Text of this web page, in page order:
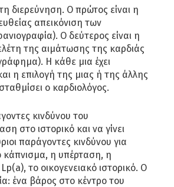
διερεύνηση. Ο πρώτος είναι η
απεικόνιση των
Ο δεύτερος είναι η
της αιμάτωσης της καρδιάς
Η κάθε μια έχει
η επιλογή της μιας ή της άλλης
ο καρδιολόγος.
κινδύνου του
στο ιστορικό και να γίνει
παράγοντες κινδύνου για
κάπνισμα, η υπέρταση, η
το οικογενειακό ιστορικό. Ο
ένα βάρος στο κέντρο του